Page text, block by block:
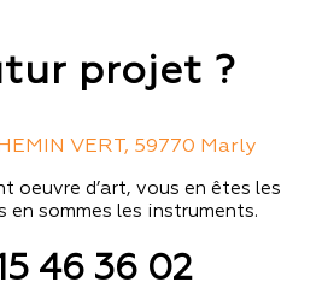
projet ?
VERT, 59770 Marly
oeuvre d’art, vous en êtes les
en sommes les instruments.
46 36 02